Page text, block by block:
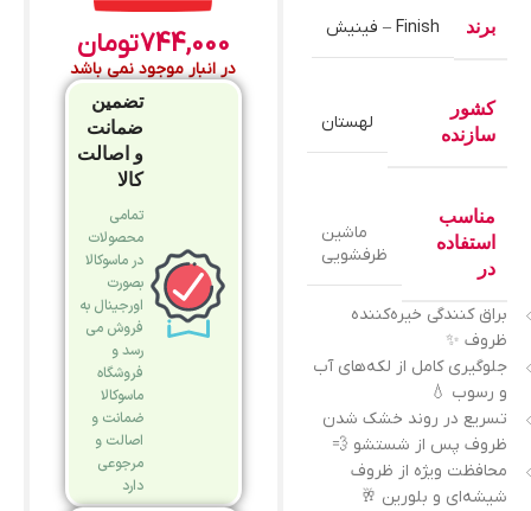
برند Finish – فینیش
کشور
سازنده
لهستان
مناسب
استفاده
در
ماشین
ظرفشویی
براق کنندگی خیره‌کننده
ظروف ✨
جلوگیری کامل از لکه‌های آب
و رسوب 💧
تسریع در روند خشک شدن
ظروف پس از شستشو 💨
محافظت ویژه از ظروف
شیشه‌ای و بلورین 🥂
744,000تومان
در انبار موجود نمی باشد
تضمین
ضمانت
و اصالت
کالا
تمامی
محصولات
در ماسوکالا
بصورت
اورجینال به
فروش می
رسد و
فروشگاه
ماسوکالا
ضمانت و
اصالت و
مرجوعی
دارد